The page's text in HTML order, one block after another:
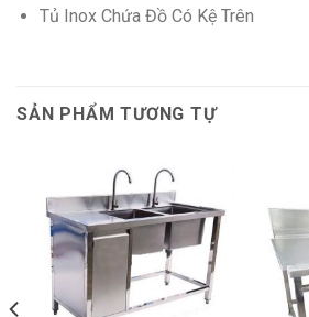
Tủ Inox Chứa Đồ Có Kệ Trên
SẢN PHẨM TƯƠNG TỰ